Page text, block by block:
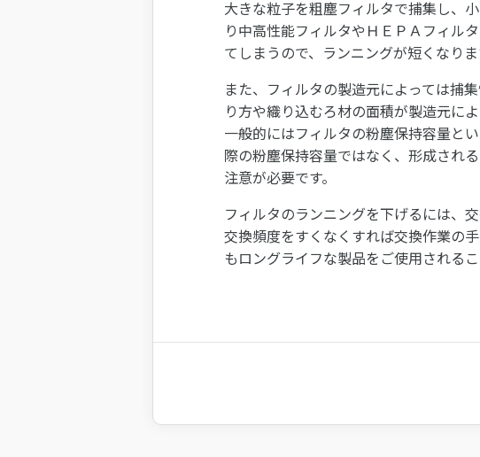
大きな粒子を粗塵フィルタで捕集し、
り中高性能フィルタやＨＥＰＡフィル
てしまうので、ランニングが短くなりま
また、フィルタの製造元によっては捕
り方や織り込むろ材の面積が製造元によ
一般的にはフィルタの粉塵保持容量と
際の粉塵保持容量ではなく、形成され
注意が必要です。
フィルタのランニングを下げるには、
交換頻度をすくなくすれば交換作業の
もロングライフな製品をご使用される